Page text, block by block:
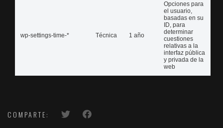
wp-settings-time-* Técnica 1 año
Opciones para
el usuario,
basadas en su
ID, para
determinar
cuestiones
relativas a la
interfaz pública
y privada de la
web
COMPARTE: